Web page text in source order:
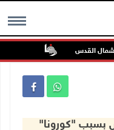
MENU
بسبب "كورونا"